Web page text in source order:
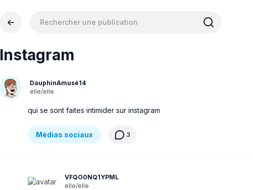
Instagram
DauphinAmusé14
elle/elle
qui se sont faites intimider sur instagram
Médias sociaux 3
VFQO0NQ1YPML
elle/elle